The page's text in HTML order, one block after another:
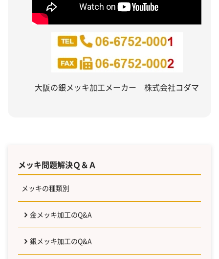
大阪の銀メッキ加工メーカー 株式会社コダマ
メッキ問題解決Ｑ＆Ａ
メッキの種類別
金メッキ加工のQ&A
銀メッキ加工のQ&A